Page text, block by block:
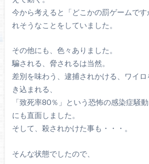
今から考えると「どこかの罰ゲームで
れそうなことをしていました。
その他にも、色々ありました。
騙される、脅されるは当然。
差別を味わう、逮捕されかける、ワイ
き込まれる、
「致死率80％」という恐怖の感染症騒
にも直面しました。
そして、殺されかけた事も・・・。
そんな状態でしたので、